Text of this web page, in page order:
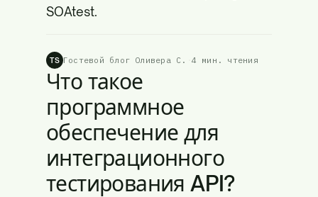
SOAtest.
TS Гостевой блог Оливера С. 4 мин. чтения
Что такое
программное
обеспечение для
интеграционного
тестирования API?